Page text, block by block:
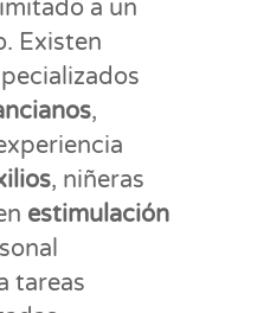
a un
Existen
,
, niñeras
estimulación
tareas